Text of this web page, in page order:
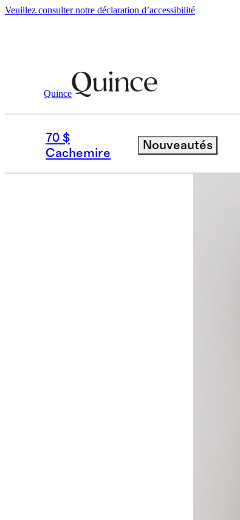
Veuillez consulter notre déclaration d’accessibilité
Quince
70 $
Cachemire
Nouveautés
Femme Cardigan